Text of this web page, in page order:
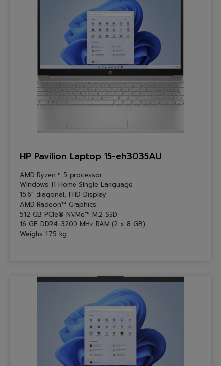
HP Pavilion Laptop 15-eh3035AU
AMD Ryzen™ 5 processor
Windows 11 Home Single Language
15.6″ diagonal, FHD Display
AMD Radeon™ Graphics
512 GB PCIe® NVMe™ M.2 SSD
16 GB DDR4-3200 MHz RAM (2 x 8 GB)
Weighs 1.75 kg